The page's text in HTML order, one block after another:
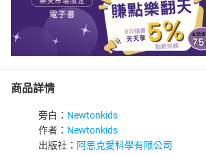
商品詳情
旁白： Newtonkids
作者： Newtonkids
出版社： 阿思克愛科學有限公司